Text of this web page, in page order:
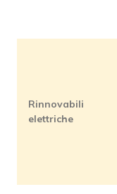
Rinnovabili
elettriche